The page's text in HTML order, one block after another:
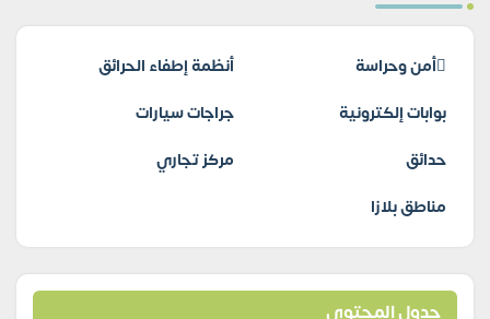
أمن وحراسة
أنظمة إطفاء الحرائق
بوابات إلكترونية
جراجات سيارات
حدائق
مركز تجاري
مناطق بلازا
جدول المحتوى